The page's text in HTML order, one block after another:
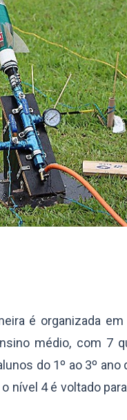
é organizada
médio, com 7
do 1º ao 3º
o nível 4 é voltado